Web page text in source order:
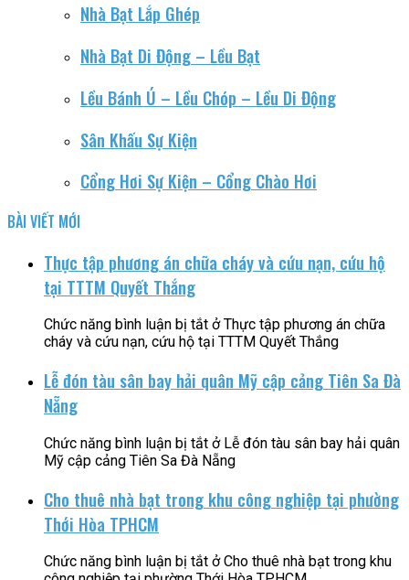
Nhà Bạt Lắp Ghép
Nhà Bạt Di Động – Lều Bạt
Lều Bánh Ú – Lều Chóp – Lều Di Động
Sân Khấu Sự Kiện
Cổng Hơi Sự Kiện – Cổng Chào Hơi
BÀI VIẾT MỚI
Thực tập phương án chữa cháy và cứu nạn, cứu hộ
tại TTTM Quyết Thắng
Chức năng bình luận bị tắt ở Thực tập phương án chữa
cháy và cứu nạn, cứu hộ tại TTTM Quyết Thắng
Lễ đón tàu sân bay hải quân Mỹ cập cảng Tiên Sa Đà
Nẵng
Chức năng bình luận bị tắt ở Lễ đón tàu sân bay hải quân
Mỹ cập cảng Tiên Sa Đà Nẵng
Cho thuê nhà bạt trong khu công nghiệp tại phường
Thới Hòa TPHCM
Chức năng bình luận bị tắt ở Cho thuê nhà bạt trong khu